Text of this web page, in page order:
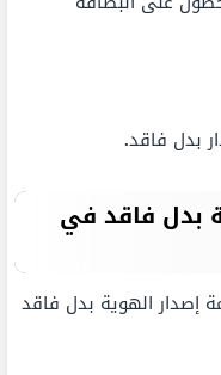
بدل فاقد.
بدل فاقد في
إصدار الهوية بدل فاقد